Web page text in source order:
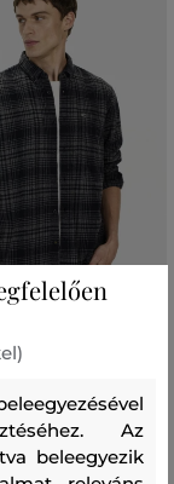
1/1 ARM
32 990 Ft
23 090 Ft
Az
beleegyezik